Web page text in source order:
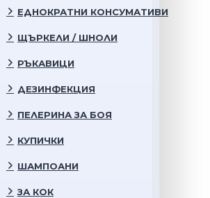
ЕДНОКРАТНИ КОНСУМАТИВИ
ЩЪРКЕЛИ / ШНОЛИ
РЪКАВИЦИ
ДЕЗИНФЕКЦИЯ
ПЕЛЕРИНА ЗА БОЯ
КУПИЧКИ
ШАМПОАНИ
ЗА КОК